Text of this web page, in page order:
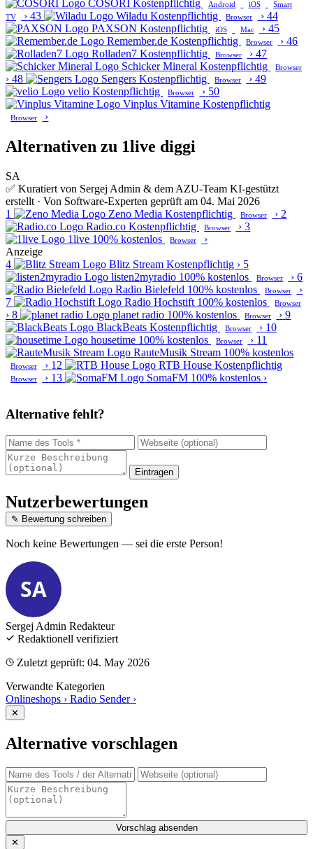
COSORI Kostenpflichtig Android iOS
Smart
TV
› 43 Wiladu Kostenpflichtig Browser › 44
PAXSON Kostenpflichtig iOS Mac › 45
Remember.de Kostenpflichtig Browser › 46
Rolladen7 Kostenpflichtig Browser › 47
Schicker Mineral Kostenpflichtig Browser
› 48 Sengers Kostenpflichtig Browser › 49
velio Kostenpflichtig Browser › 50
Vinplus Vitamine Kostenpflichtig
Browser ›
Alternativen zu 1live diggi
SA
✅ Kuratiert von Sergej Admin & dem AZU-Team KI-gestützt
erstellt · Von Software-Experten geprüft am 04. Mai 2026
1
Zeno Media Kostenpflichtig Browser › 2
Radio.co Kostenpflichtig Browser › 3
1live 100% kostenlos Browser
›
Anzeige
4
Blitz Stream Kostenpflichtig › 5
listen2myradio 100% kostenlos Browser › 6
Radio Bielefeld 100% kostenlos Browser
›
7
Radio Hochstift 100% kostenlos Browser
› 8 planet radio 100% kostenlos Browser › 9
BlackBeats Kostenpflichtig Browser › 10
housetime 100% kostenlos Browser › 11
RauteMusik Stream 100% kostenlos
Browser › 12 RTB House Kostenpflichtig
Browser › 13 SomaFM 100% kostenlos ›
Alternative fehlt?
Eintragen
Nutzerbewertungen
✎ Bewertung schreiben
Noch keine Bewertungen — sei die erste Person!
SA
Sergej Admin Redakteur
Redaktionell verifiziert
Zuletzt geprüft: 04. May 2026
Verwandte Kategorien
Onlineshops › Radio Sender ›
✕
Alternative vorschlagen
Vorschlag absenden
✕